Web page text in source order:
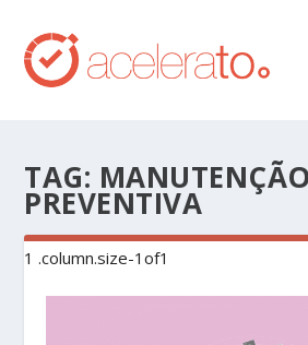
TAG: MANUTENÇÃO
PREVENTIVA